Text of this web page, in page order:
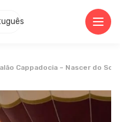
Cappadocia – Nascer do Sol